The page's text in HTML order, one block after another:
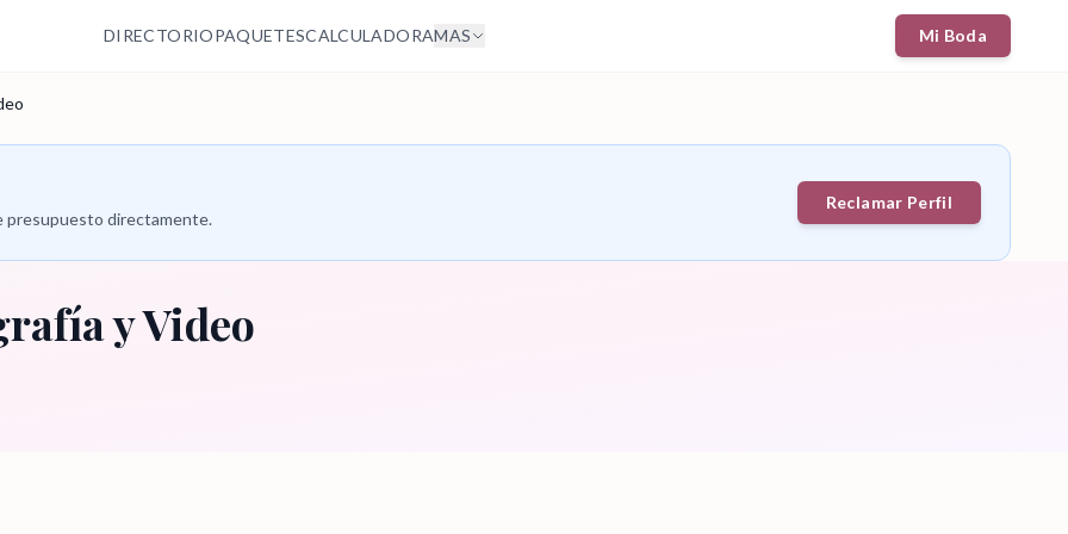
DIRECTORIOPAQUETESCALCULADORAMAS Mi Boda
presupuesto directamente.
Reclamar Perfil
y Video